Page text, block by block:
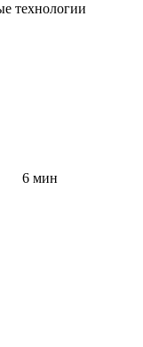
технологии
6 мин